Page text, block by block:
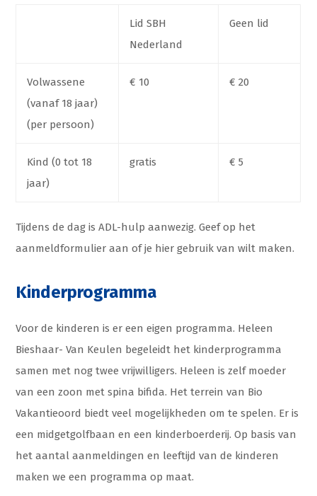
Lid SBH
Nederland
Geen lid
Volwassene
(vanaf 18 jaar)
(per persoon)
€ 10 € 20
Kind (0 tot 18
jaar)
gratis € 5
Tijdens de dag is ADL-hulp aanwezig. Geef op het
aanmeldformulier aan of je hier gebruik van wilt maken.
Kinderprogramma
Voor de kinderen is er een eigen programma. Heleen
Bieshaar- Van Keulen begeleidt het kinderprogramma
samen met nog twee vrijwilligers. Heleen is zelf moeder
van een zoon met spina bifida. Het terrein van Bio
Vakantieoord biedt veel mogelijkheden om te spelen. Er is
een midgetgolfbaan en een kinderboerderij. Op basis van
het aantal aanmeldingen en leeftijd van de kinderen
maken we een programma op maat.